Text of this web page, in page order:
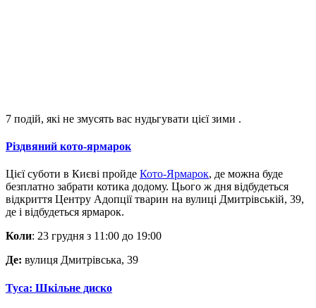
7 подій, які не змусять вас нудьгувати цієї зими .
Різдвяний кото-ярмарок
Цієї суботи в Києві пройде Кото-Ярмарок, де можна буде
безплатно забрати котика додому. Цього ж дня відбудеться
відкриття Центру Адопції тварин на вулиці Дмитрівській, 39,
де і відбудеться ярмарок.
Коли: 23 грудня з 11:00 до 19:00
Де: вулиця Дмитрівська, 39
Туса: Шкільне диско